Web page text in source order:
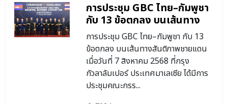
การประชุม GBC ไทย–กัมพูชา
กับ 13 ข้อตกลง บนเส้นทาง
สันติภาพชายแดน
การประชุม GBC ไทย–กัมพูชา กับ 13
ข้อตกลง บนเส้นทางสันติภาพชายแดน
เมื่อวันที่ 7 สิงหาคม 2568 ที่กรุง
กัวลาลัมเปอร์ ประเทศมาเลเซีย ได้มีการ
ประชุมคณะกรร...